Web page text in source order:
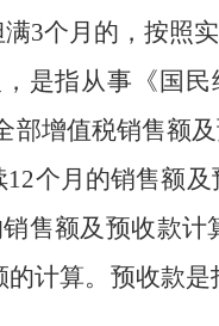
3个月的，按照
指从事《国民
部增值税销售额
12个月的销售额
售额及预收款
计算。预收款